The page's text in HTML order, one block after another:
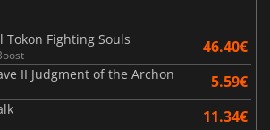
Tokon Fighting Souls
46.40€
II Judgment of the Archon 5.59€
11.34€